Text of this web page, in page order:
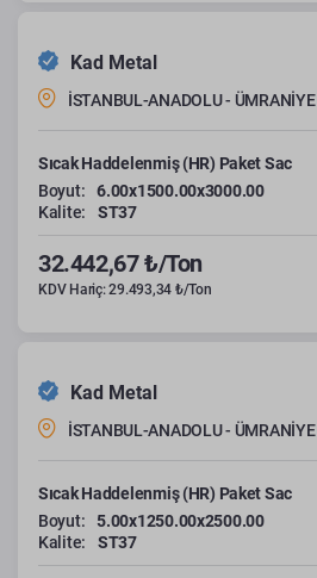
Kad Metal
İSTANBUL-ANADOLU - ÜMRANİYE
Sıcak Haddelenmiş (HR) Paket Sac
Boyut:
6.00x1500.00x3000.00
Kalite:
ST37
32.442,67 ₺/Ton
KDV Hariç: 29.493,34 ₺/Ton
Kad Metal
İSTANBUL-ANADOLU - ÜMRANİYE
Sıcak Haddelenmiş (HR) Paket Sac
Boyut:
5.00x1250.00x2500.00
Kalite:
ST37